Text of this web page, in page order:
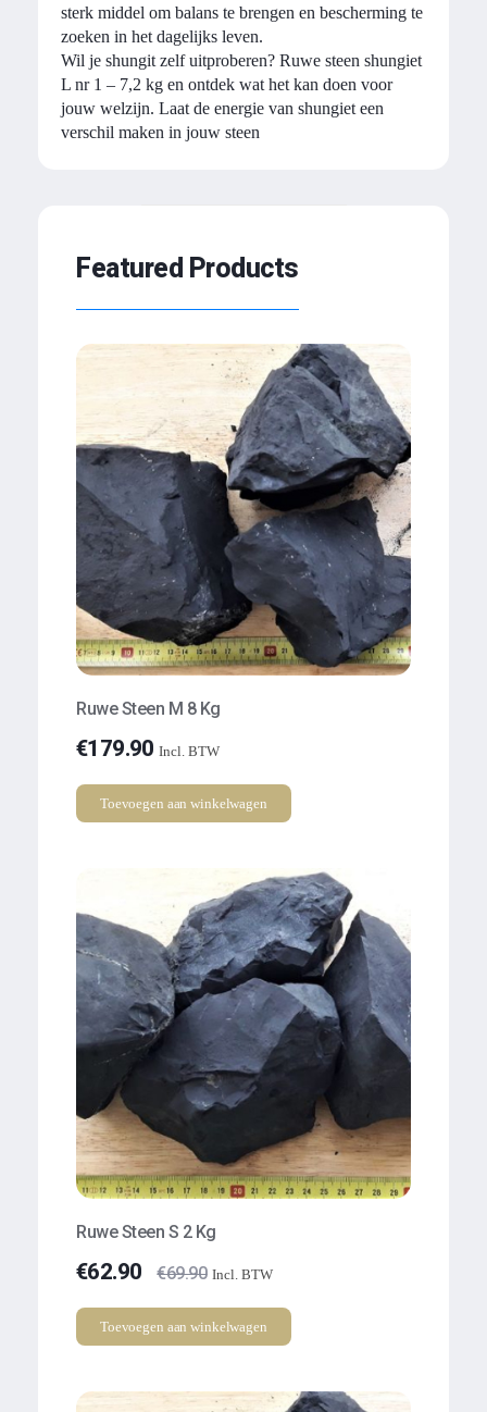
sterk middel om balans te brengen en bescherming te
zoeken in het dagelijks leven.
Wil je shungit zelf uitproberen? Ruwe steen shungiet
L nr 1 – 7,2 kg en ontdek wat het kan doen voor
jouw welzijn. Laat de energie van shungiet een
verschil maken in jouw steen
Featured Products
Ruwe Steen M 8 Kg
€179.90 Incl. BTW
Toevoegen aan winkelwagen
Ruwe Steen S 2 Kg
€62.90 €69.90 Incl. BTW
Toevoegen aan winkelwagen